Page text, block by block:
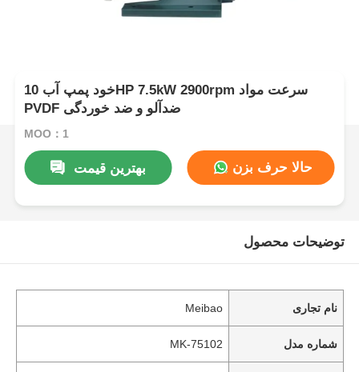
خود پمپ آب 10HP 7.5kW 2900rpm سرعت مواد
PVDF ضدآلو و ضد خوردگی
MOQ：1
بهترین قیمت حالا حرف بزن
توضیحات محصول
نام تجاری Meibao
شماره مدل MK-75102